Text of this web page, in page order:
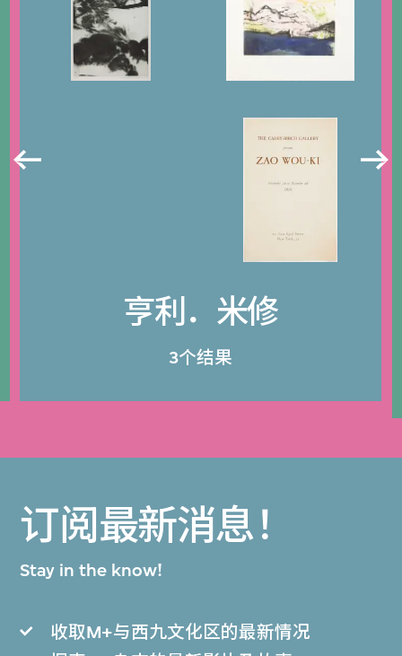
亨利．米修
3个结果
订阅最新消息！
Stay in the know!
收取M+与西九文化区的最新情况